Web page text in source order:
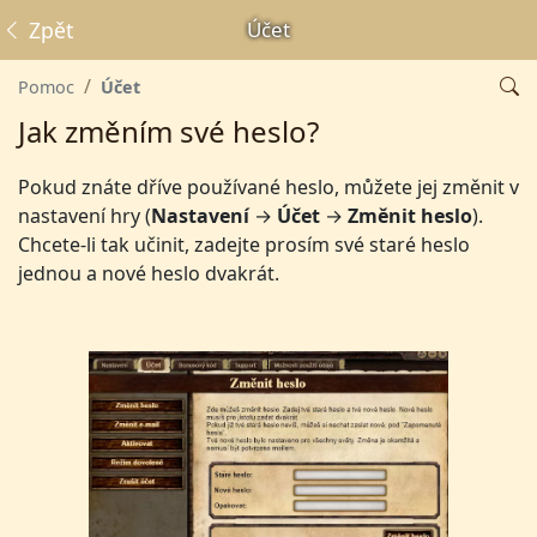
Účet
Zpět
Pomoc Účet
Jak změním své heslo?
Pokud znáte dříve používané heslo, můžete jej změnit v
nastavení hry (Nastavení→ Účet → Změnit heslo).
Chcete-li tak učinit, zadejte prosím své staré heslo
jednou a nové heslo dvakrát.